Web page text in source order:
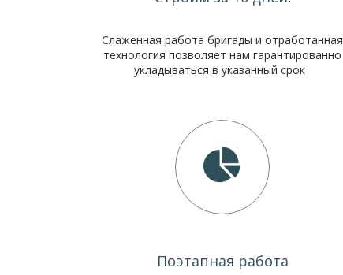
Слаженная работа бригады и отработанная
технология позволяет нам гарантированно
укладываться в указанный срок
Поэтапная работа